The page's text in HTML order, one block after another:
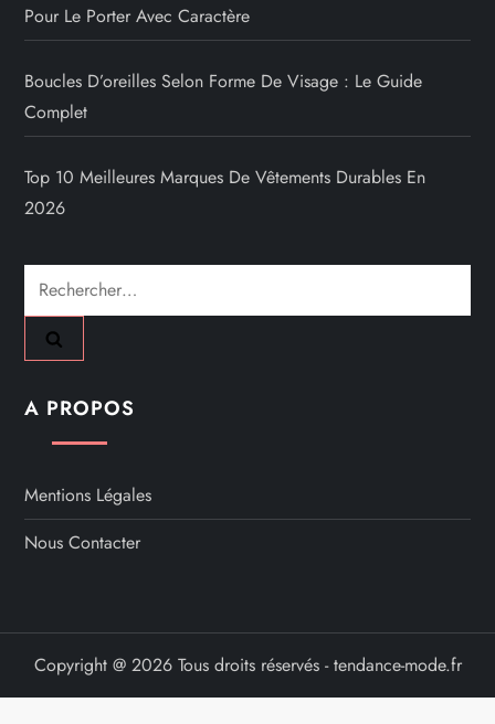
Pour Le Porter Avec Caractère
Boucles D’oreilles Selon Forme De Visage : Le Guide
Complet
Top 10 Meilleures Marques De Vêtements Durables En
2026
Rechercher :
A PROPOS
Mentions Légales
Nous Contacter
Copyright @ 2026 Tous droits réservés - tendance-mode.fr